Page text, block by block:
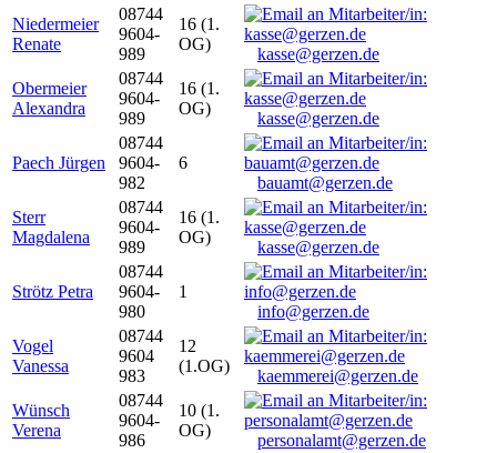
Niedermeier
Renate
08744
9604-
989
16 (1.
OG)
kasse@gerzen.de
Obermeier
Alexandra
08744
9604-
989
16 (1.
OG)
kasse@gerzen.de
Paech Jürgen
08744
9604-
982
6
bauamt@gerzen.de
Sterr
Magdalena
08744
9604-
989
16 (1.
OG)
kasse@gerzen.de
Strötz Petra
08744
9604-
980
1
info@gerzen.de
Vogel
Vanessa
08744
9604
983
12
(1.OG)
kaemmerei@gerzen.de
Wünsch
Verena
08744
9604-
986
10 (1.
OG)
personalamt@gerzen.de